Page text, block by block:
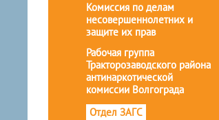
Комиссия по делам
несовершеннолетних и
защите их прав
Рабочая группа
Тракторозаводского района
антинаркотической
комиссии Волгограда
Отдел ЗАГС